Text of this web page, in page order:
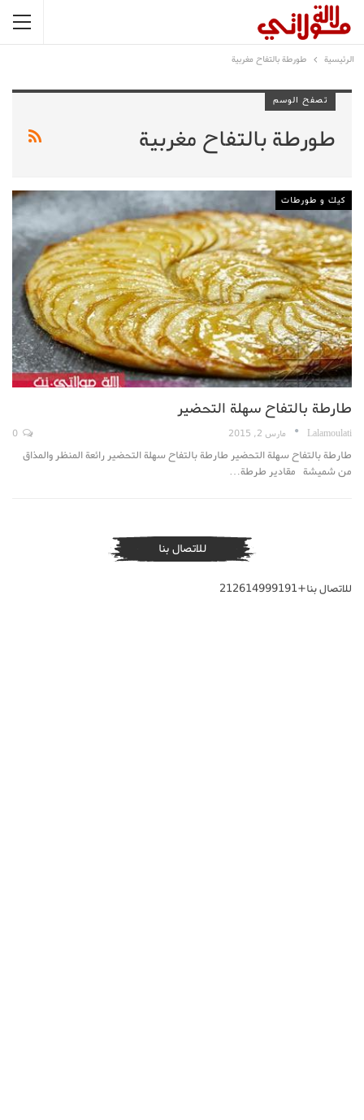
الرئيسية طورطة بالتفاح مغربية
تصفح الوسم
طورطة بالتفاح مغربية
كيك و طورطات
طارطة بالتفاح سهلة التحضير
Lalamoulati مارس 2, 2015
طارطة بالتفاح سهلة التحضير طارطة بالتفاح سهلة التحضير رائعة المنظر والمذاق
من شميشة مقادير طرطة…
للاتصال بنا
للاتصال بنا+212614999191